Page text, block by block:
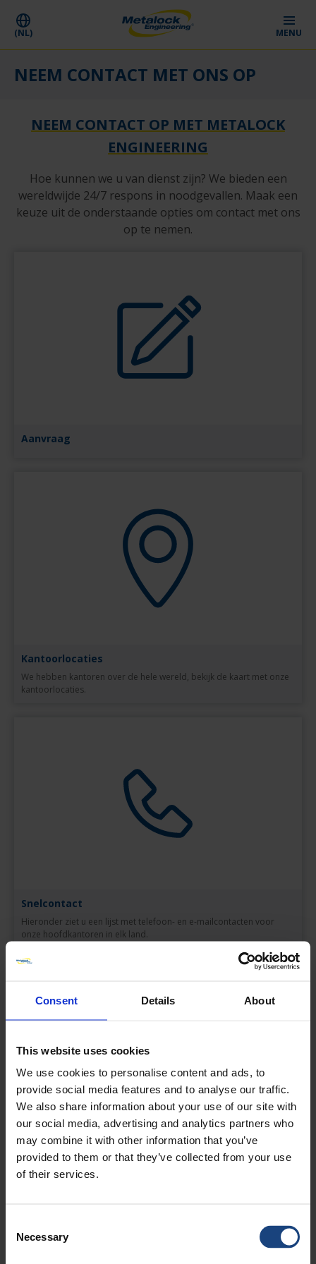
Consent Details About
This website uses cookies
We use cookies to personalise content and ads, to
provide social media features and to analyse our traffic.
We also share information about your use of our site with
our social media, advertising and analytics partners who
may combine it with other information that you’ve
provided to them or that they’ve collected from your use
of their services.
Selection
Necessary
(NL) MENU
NEEM CONTACT MET ONS OP
NEEM CONTACT OP MET METALOCK
ENGINEERING
Hoe kunnen we u van dienst zijn? We bieden een
wereldwijde 24/7 respons in noodgevallen. Maak een
keuze uit de onderstaande opties om contact met ons
op te nemen.
Aanvraag
Kantoorlocaties
We hebben kantoren over de hele wereld, bekijk de kaart met onze
kantoorlocaties.
Snelcontact
Hieronder ziet u een lijst met telefoon- en e-mailcontacten voor
onze hoofdkantoren in elk land.
Vacatures
Bekijk de meest recente vacatures bij al onze wereldwijde bedrijven.
Maritieme en offshore-